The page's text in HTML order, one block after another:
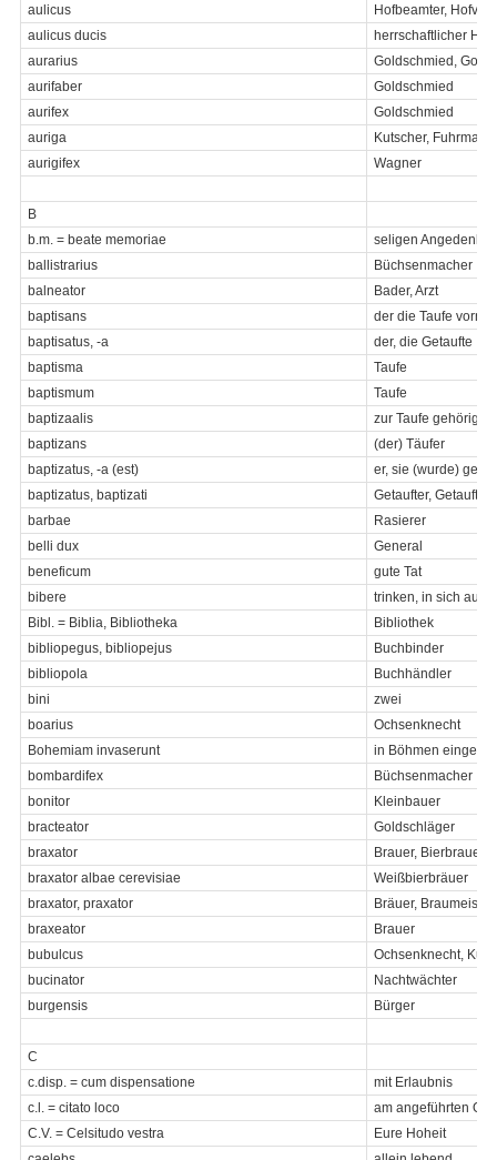
aulicus
Hofbeamter,
aulicus ducis
herrschaftlicher
aurarius
Goldschmied,
aurifaber
Goldschmied
aurifex
Goldschmied
auriga
Kutscher, Fuhrmann
aurigifex
Wagner
B
b.m. = beate memoriae
seligen
ballistrarius
Büchsenmacher
balneator
Bader, Arzt
baptisans
der die Taufe
baptisatus, -a
der, die Getaufte
baptisma
Taufe
baptismum
Taufe
baptizaalis
zur Taufe gehörig
baptizans
(der) Täufer
baptizatus, -a (est)
er, sie (wurde)
baptizatus, baptizati
Getaufter, Getaufte
barbae
Rasierer
belli dux
General
beneficum
gute Tat
bibere
trinken, in sich
Bibl. = Biblia, Bibliotheka
Bibliothek
bibliopegus, bibliopejus
Buchbinder
bibliopola
Buchhändler
bini
zwei
boarius
Ochsenknecht
Bohemiam invaserunt
in Böhmen
bombardifex
Büchsenmacher
bonitor
Kleinbauer
bracteator
Goldschläger
braxator
Brauer, Bierbrauer
braxator albae cerevisiae
Weißbierbräuer
braxator, praxator
Bräuer, Braumeister
braxeator
Brauer
bubulcus
Ochsenknecht,
bucinator
Nachtwächter
burgensis
Bürger
C
c.disp. = cum dispensatione
mit Erlaubnis
c.l. = citato loco
am angeführten Ort
C.V. = Celsitudo vestra
Eure Hoheit